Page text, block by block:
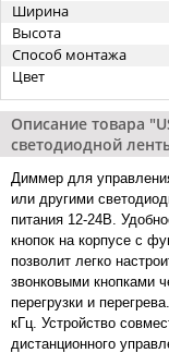
Ширина
Высота
Способ монтажа
Цвет
Описание товара
светодиодной
Диммер для
или другими
питания 12-24В.
кнопок на корпусе с
позволит легко
звонковыми кнопками
перегрузки и
кГц. Устройство
дистанционного